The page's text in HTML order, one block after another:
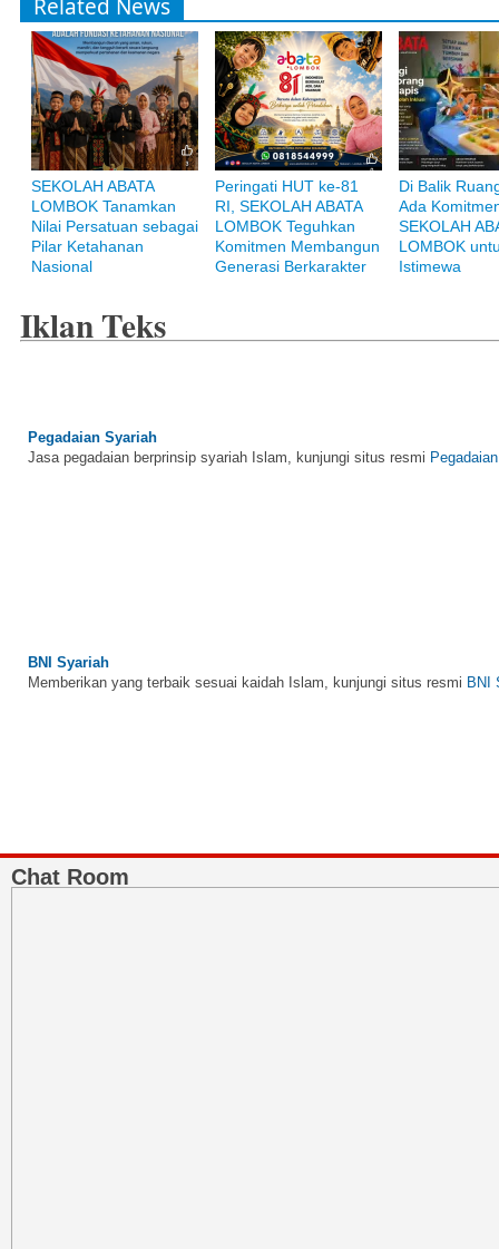
Related News
SEKOLAH ABATA
LOMBOK Tanamkan
Nilai Persatuan sebagai
Pilar Ketahanan
Nasional
Peringati HUT ke-81
RI, SEKOLAH ABATA
LOMBOK Teguhkan
Komitmen Membangun
Generasi Berkarakter
Di Balik
Ada
SEKOLAH
LOMBOK
Istimewa
Iklan Teks
Bank Muamalat
Raih ketenangan dengan akses yang luas di Bank Muamalat
Jasa pegadaian berprinsip syariah Islam, kunjungi situs resmi
Memberikan yang terbaik sesuai kaidah Islam, kunjungi situs resmi
Chat Room